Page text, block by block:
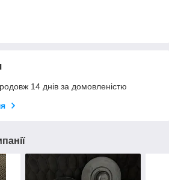
14 днів за домовленістю